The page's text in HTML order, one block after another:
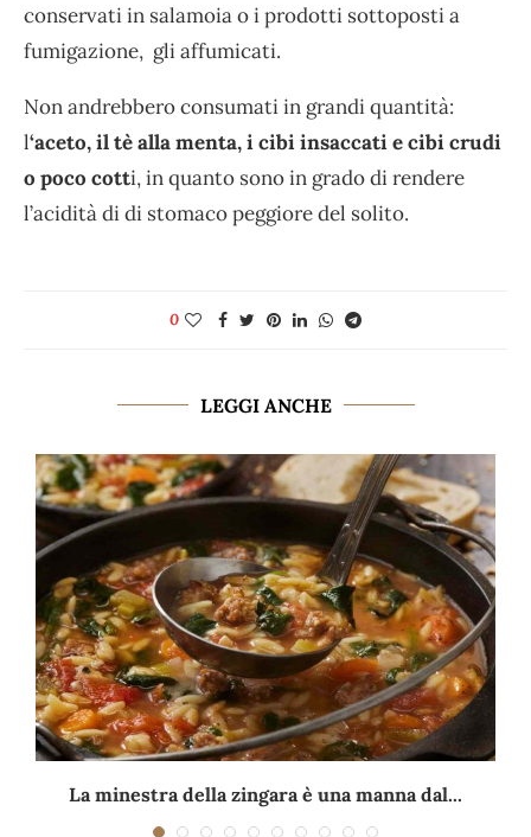
conservati in salamoia o i prodotti sottoposti a
fumigazione, gli affumicati.
Non andrebbero consumati in grandi quantità:
l‘aceto, il tè alla menta, i cibi insaccati e cibi crudi
o poco cotti, in quanto sono in grado di rendere
l’acidità di di stomaco peggiore del solito.
0
LEGGI ANCHE
La minestra della zingara è una manna dal...